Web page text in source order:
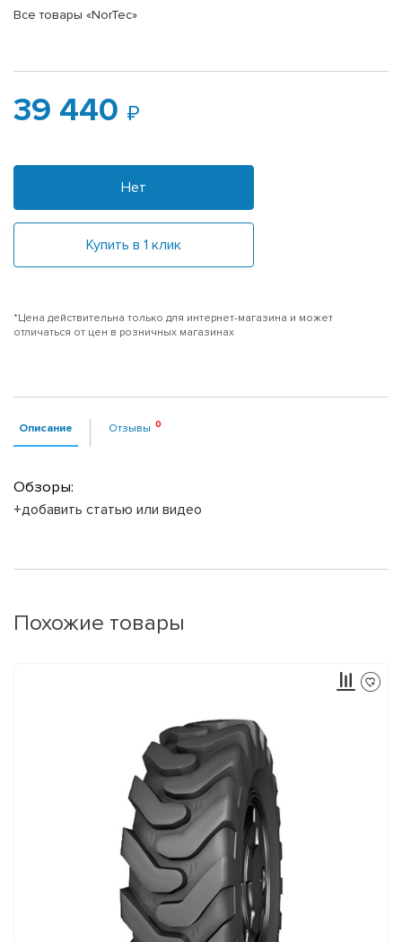
Все товары «NorTec»
39 440
Нет
Купить в 1 клик
*Цена действительна только для интернет-магазина и может
отличаться от цен в розничных магазинах
Описание Отзывы
Обзоры:
+добавить статью или видео
Похожие товары